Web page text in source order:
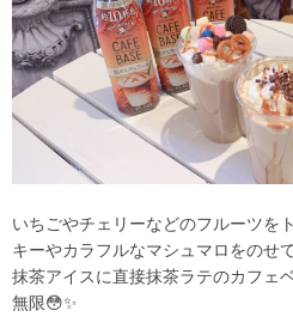
いちごやチェリーなどのフルーツを
キーやカラフルなマシュマロをのせ
抹茶アイスに直接抹茶ラテのカフェ
無限😳✨